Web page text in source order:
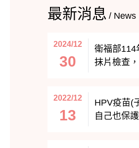
最新消息 / News
2024/12
30
衛福部114
抹片檢查
2022/12
13
HPV疫苗(
自己也保